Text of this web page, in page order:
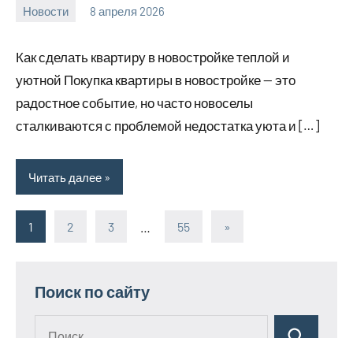
Новости 8 апреля 2026
Как сделать квартиру в новостройке теплой и
уютной Покупка квартиры в новостройке — это
радостное событие, но часто новоселы
сталкиваются с проблемой недостатка уюта и […]
Читать далее
Пагинация
1 2 3 55
Следующие
»
Поиск по сайту